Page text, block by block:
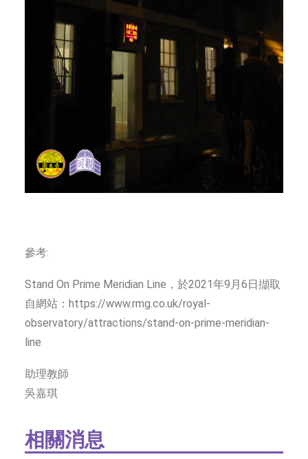
參考:
Stand On Prime Meridian Line，於2021年9月6日擷取
自網站：https://www.rmg.co.uk/royal-
observatory/attractions/stand-on-prime-meridian-
line
助理教師
吳嘉琪
相關消息